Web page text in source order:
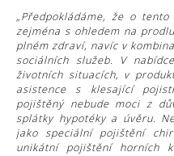
„Předpokládáme, že o
zejména s ohledem na
plném zdraví, navíc v
sociálních služeb. V
životních situacích, v
asistence s klesající
pojištěný nebude moci z
splátky hypotéky a úvěru.
jako speciální pojištění
unikátní pojištění horních